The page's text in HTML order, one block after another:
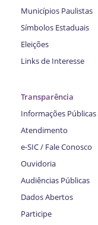
Municípios Paulistas
Símbolos Estaduais
Eleições
Links de Interesse
Transparência
Informações Públicas
Atendimento
e-SIC / Fale Conosco
Ouvidoria
Audiências Públicas
Dados Abertos
Participe